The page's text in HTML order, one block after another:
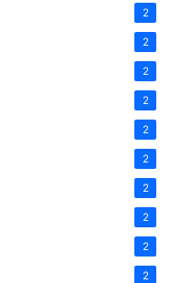
2
2
2
2
2
2
2
2
2
2